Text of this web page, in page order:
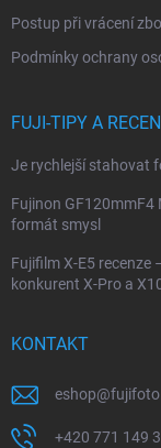
Postup při vrácení
Podmínky ochrany
FUJI-TIPY A
Je rychlejší stahovat
Fujinon GF120mmF4
formát smysl
Fujifilm X-E5 recenze
konkurent X-Pro a
KONTAKT
eshop@
+420 771 149